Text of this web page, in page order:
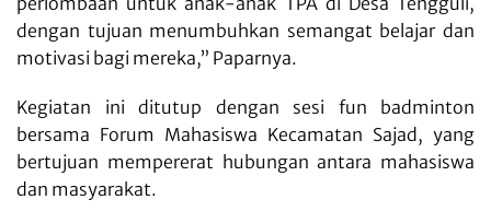
dengan tujuan menumbuhkan semangat belajar dan
motivasi bagi mereka,” Paparnya.
Kegiatan ini ditutup dengan sesi fun badminton
bersama Forum Mahasiswa Kecamatan Sajad, yang
bertujuan mempererat hubungan antara mahasiswa
dan masyarakat.